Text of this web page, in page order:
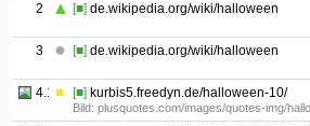
2 [■] de.wikipedia.org/wiki/halloween
3 [■] de.wikipedia.org/wiki/halloween
4.1 [■] kurbis5.freedyn.de/halloween-10/
Bild: plusquotes.com/images/quotes-img/